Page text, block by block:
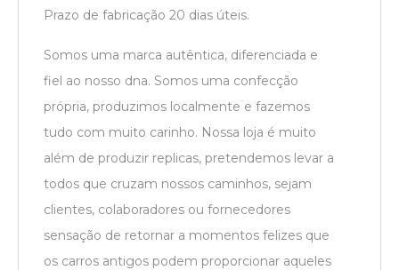
Prazo de fabricação 20 dias úteis.
Somos uma marca autêntica, diferenciada e
fiel ao nosso dna. Somos uma confecção
própria, produzimos localmente e fazemos
tudo com muito carinho. Nossa loja é muito
além de produzir replicas, pretendemos levar a
todos que cruzam nossos caminhos, sejam
clientes, colaboradores ou fornecedores
sensação de retornar a momentos felizes que
os carros antigos podem proporcionar aqueles